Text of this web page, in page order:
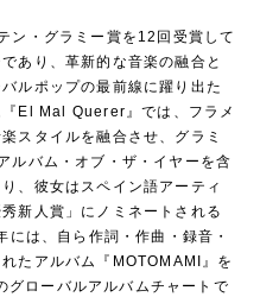
ン・グラミー賞を12回受賞して
あり、革新的な音楽の融合と
ルポップの最前線に躍り出た
El Mal Querer』では、フラメ
スタイルを融合させ、グラミ
ルバム・オブ・ザ・イヤーを含
、彼女はスペイン語アーティ
新人賞」にノミネートされる
は、自ら作詞・作曲・録音・
たアルバム『MOTOMAMI』を
ローバルアルバムチャートで